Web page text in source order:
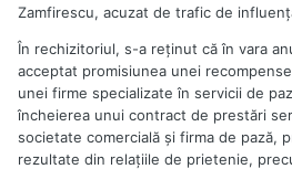
Zamfirescu, acuzat de trafic de
În rechizitoriul, s-a reţinut că în vara
acceptat promisiunea unei
unei firme specializate în servicii de
încheierea unui contract de prestări
societate comercială şi firma de pază,
rezultate din relaţiile de prietenie,